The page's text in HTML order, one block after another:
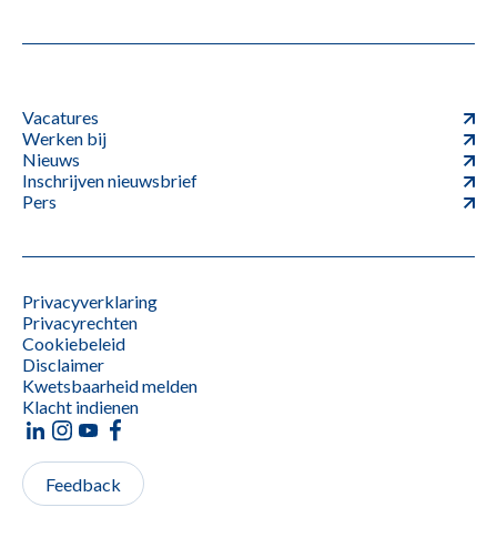
Vacatures
Werken bij
Nieuws
Inschrijven nieuwsbrief
Pers
Privacyverklaring
Privacyrechten
Cookiebeleid
Disclaimer
Kwetsbaarheid melden
Klacht indienen
Feedback